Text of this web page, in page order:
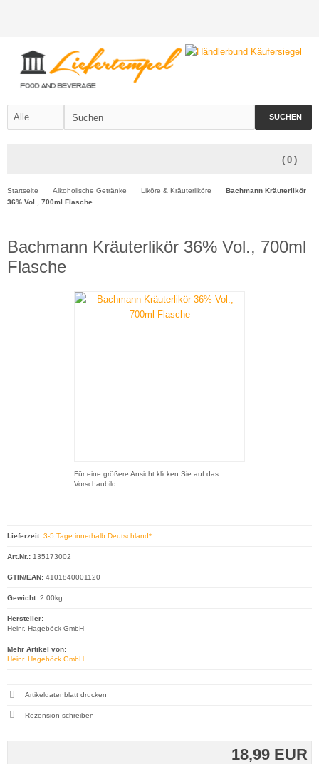
SUCHEN
( 0 )
Startseite Alkoholische Getränke Liköre & Kräuterliköre
Bachmann Kräuterlikör
36% Vol., 700ml Flasche
Bachmann Kräuterlikör 36% Vol., 700ml
Flasche
Für eine größere Ansicht klicken Sie auf das
Vorschaubild
18,99 EUR
Lieferzeit: 3-5 Tage innerhalb Deutschland*
Art.Nr.: 135173002
GTIN/EAN: 4101840001120
Gewicht: 2.00kg
Hersteller:
Heinr. Hageböck GmbH
Mehr Artikel von:
Heinr. Hageböck GmbH
Artikeldatenblatt drucken
Rezension schreiben